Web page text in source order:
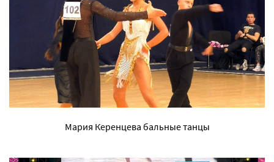
Мария Керенцева бальные танцы